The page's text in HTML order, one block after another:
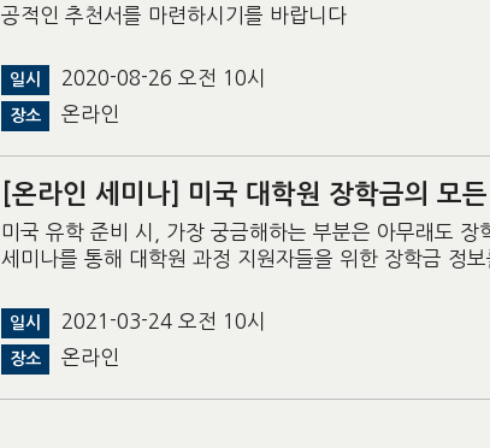
공적인 추천서를 마련하시기를 바랍니다
일시 2020-08-26 오전 10시
장소 온라인
[온라인 세미나] 미국 대학원 장학금의 모
미국 유학 준비 시, 가장 궁금해하는 부분은 아무래도
세미나를 통해 대학원 과정 지원자들을 위한 장학금 정보
일시 2021-03-24 오전 10시
장소 온라인